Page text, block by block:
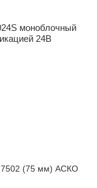
моноблочный
24В